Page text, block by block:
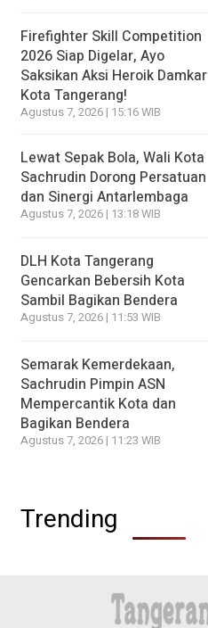
Firefighter Skill Competition
2026 Siap Digelar, Ayo
Saksikan Aksi Heroik Damkar
Kota Tangerang!
Agustus 7, 2026 | 15:16 WIB
Lewat Sepak Bola, Wali Kota
Sachrudin Dorong Persatuan
dan Sinergi Antarlembaga
Agustus 7, 2026 | 13:18 WIB
DLH Kota Tangerang
Gencarkan Bebersih Kota
Sambil Bagikan Bendera
Agustus 7, 2026 | 11:53 WIB
Semarak Kemerdekaan,
Sachrudin Pimpin ASN
Mempercantik Kota dan
Bagikan Bendera
Agustus 7, 2026 | 11:23 WIB
Trending